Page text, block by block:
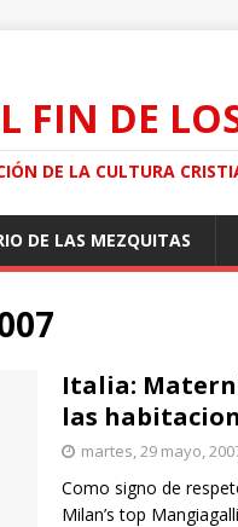
FIN DE
DE LA CULTURA
DE LAS MEZQUITAS
Italia:
las
martes, 29 mayo,
Como signo de
Milan’s top